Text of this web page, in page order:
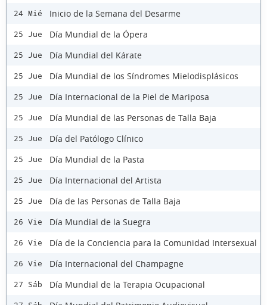
24 Mié Inicio de la Semana del Desarme
25 Jue Día Mundial de la Ópera
25 Jue Día Mundial del Kárate
25 Jue Día Mundial de los Síndromes Mielodisplásicos
25 Jue Día Internacional de la Piel de Mariposa
25 Jue Día Mundial de las Personas de Talla Baja
25 Jue Día del Patólogo Clínico
25 Jue Día Mundial de la Pasta
25 Jue Día Internacional del Artista
25 Jue Día de las Personas de Talla Baja
26 Vie Día Mundial de la Suegra
26 Vie Día de la Conciencia para la Comunidad Intersexual
26 Vie Día Internacional del Champagne
27 Sáb Día Mundial de la Terapia Ocupacional